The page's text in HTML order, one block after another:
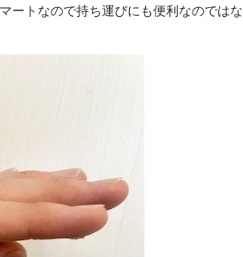
ートなので持ち運びにも便利なのではな